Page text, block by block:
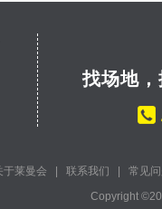
找场地
于莱曼会 联系我们
常见
Copyright